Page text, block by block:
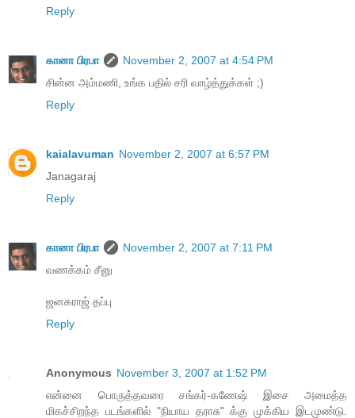
Reply
கானா பிரபா
November 2, 2007 at 4:54 PM
சின்ன அம்மணி, உங்க பதில் சரி வாழ்த்துக்கள் ;)
Reply
kaialavuman November 2, 2007 at 6:57 PM
Janagaraj
Reply
கானா பிரபா
November 2, 2007 at 7:11 PM
வணக்கம் சீனு
ஜனகராஜ் தப்பு
Reply
Anonymous November 3, 2007 at 1:52 PM
என்னை பொருத்தவரை சங்கர்-கணேஷ் இசை அமைத்த
மிகச்சிறந்த படங்களில் "நியாய தராசு" க்கு முக்கிய இடமுண்டு.